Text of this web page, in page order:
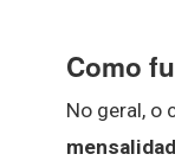
Como
No geral, o